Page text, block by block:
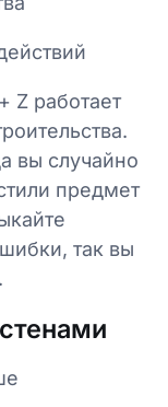
Z работает
вы случайно
предмет
так вы